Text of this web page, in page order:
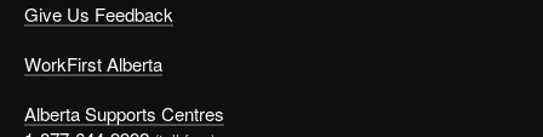
Give Us Feedback
WorkFirst Alberta
Alberta Supports Centres